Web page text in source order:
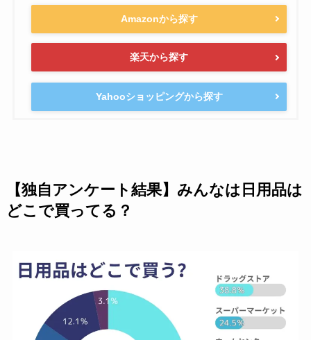
Amazonから探す
楽天から探す
Yahooショッピングから探す
【独自アンケート結果】みんなは日用品は
どこで買ってる？